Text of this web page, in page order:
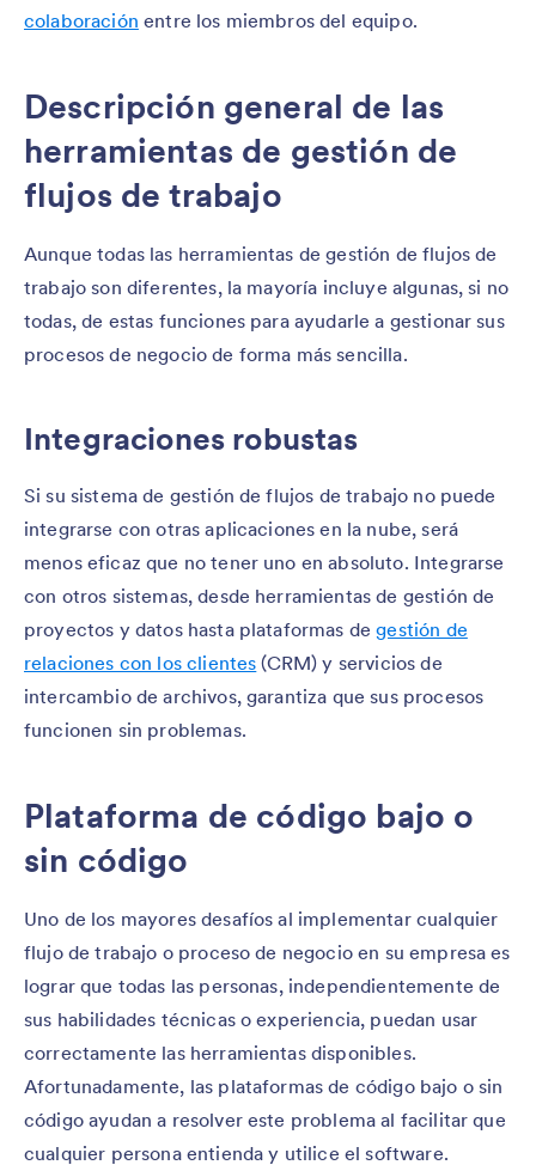
colaboración entre los miembros del equipo.
Descripción general de las
herramientas de gestión de
flujos de trabajo
Aunque todas las herramientas de gestión de flujos de
trabajo son diferentes, la mayoría incluye algunas, si no
todas, de estas funciones para ayudarle a gestionar sus
procesos de negocio de forma más sencilla.
Integraciones robustas
Si su sistema de gestión de flujos de trabajo no puede
integrarse con otras aplicaciones en la nube, será
menos eficaz que no tener uno en absoluto. Integrarse
con otros sistemas, desde herramientas de gestión de
proyectos y datos hasta plataformas degestión de
relaciones con los clientes (CRM) y servicios de
intercambio de archivos, garantiza que sus procesos
funcionen sin problemas.
Plataforma de código bajo o
sin código
Uno de los mayores desafíos al implementar cualquier
flujo de trabajo o proceso de negocio en su empresa es
lograr que todas las personas, independientemente de
sus habilidades técnicas o experiencia, puedan usar
correctamente las herramientas disponibles.
Afortunadamente, las plataformas de código bajo o sin
código ayudan a resolver este problema al facilitar que
cualquier persona entienda y utilice el software.